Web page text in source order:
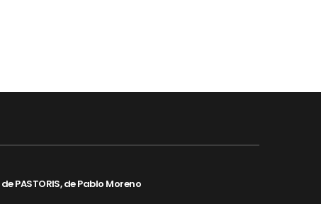
PASTORIS, de Pablo Moreno